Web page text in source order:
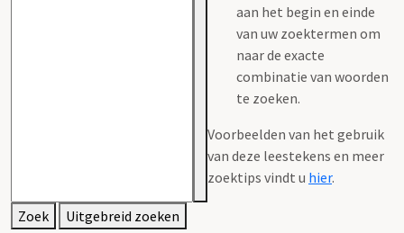
aan het begin en einde
van uw zoektermen om
naar de exacte
combinatie van woorden
te zoeken.
Voorbeelden van het gebruik
van deze leestekens en meer
zoektips vindt u hier.
Zoek
Uitgebreid zoeken